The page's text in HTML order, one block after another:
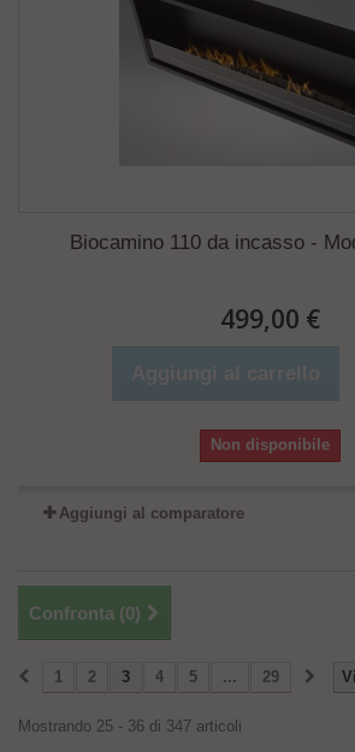
Biocamino 110 da incasso -
499,00 €
Aggiungi al carrello
Non disponibile
Aggiungi al comparatore
Confronta (0)
1 2 3 4 5 ... 29
Mostrando 25 - 36 di 347 articoli